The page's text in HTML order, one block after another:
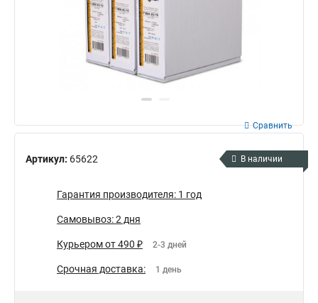
Артикул: 65622
Сравнить
В наличии
Гарантия производителя: 1 год
Самовывоз: 2 дня
Курьером от 490 ₽ 2-3 дней
Срочная доставка: 1 день